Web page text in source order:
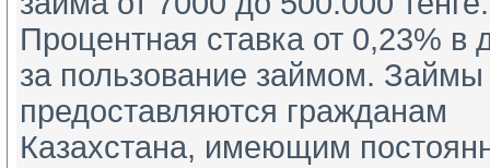
Процентная ставка от 0,23% в
за пользование займом. Займы
предоставляются гражданам
Казахстана, имеющим